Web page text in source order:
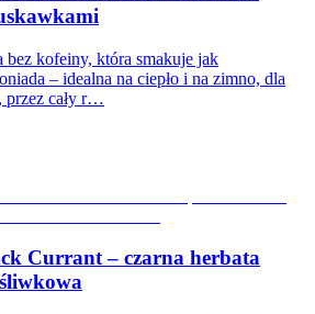
bez kofeiny, która smakuje jak
– idealna na ciepło i na zimno, dla
przez cały r…
Currant – czarna herbata